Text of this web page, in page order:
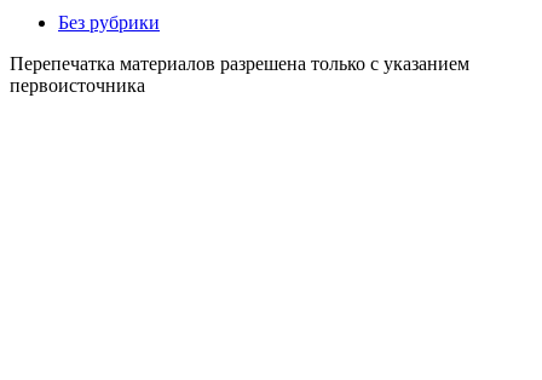
Без рубрики
Перепечатка материалов разрешена только с указанием
первоисточника